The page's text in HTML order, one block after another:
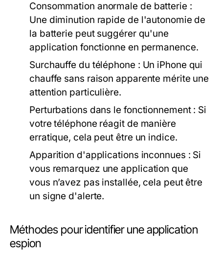
Consommation anormale de batterie :
Une diminution rapide de l'autonomie de
la batterie peut suggérer qu'une
application fonctionne en permanence.
Surchauffe du téléphone : Un iPhone qui
chauffe sans raison apparente mérite une
attention particulière.
Perturbations dans le fonctionnement : Si
votre téléphone réagit de manière
erratique, cela peut être un indice.
Apparition d'applications inconnues : Si
vous remarquez une application que
vous n’avez pas installée, cela peut être
un signe d'alerte.
Méthodes pour identifier une application
espion